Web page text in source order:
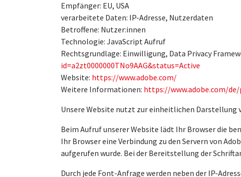
Empfänger: EU, USA
verarbeitete Daten: IP-Adresse, Nutzerdaten
Betroffene: Nutzer:innen
Technologie: JavaScript Aufruf
Rechtsgrundlage: Einwilligung, Data Privacy
id=a2zt0000000TNo9AAG&status=Active
Website: https://www.adobe.com/
Weitere Informationen: https://www.adobe.com/
Unsere Website nutzt zur einheitlichen Darstellung
Beim Aufruf unserer Website lädt Ihr Browser die
Ihr Browser eine Verbindung zu den Servern von
aufgerufen wurde. Bei der Bereitstellung der
Durch jede Font-Anfrage werden neben der IP-